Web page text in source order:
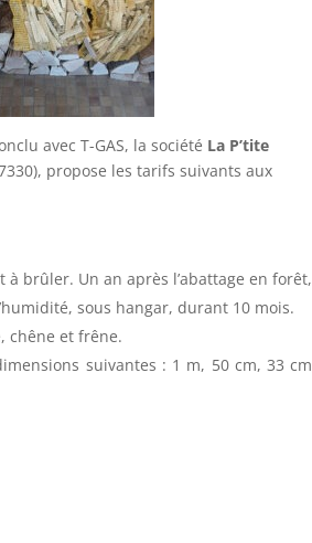
avec T-GAS, la société La P’tite
propose les tarifs suivants aux
à brûler. Un an après l’abattage en forêt,
sous hangar, durant 10 mois.
chêne et frêne.
suivantes : 1 m, 50 cm, 33 cm